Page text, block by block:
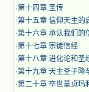
·第十四章 圣传
·第十五章 信仰天主的
·第十六章 承认我们的
·第十七章 宗徒信经
·第十八章 进化论和圣
·第十九章 天主圣子降
·第二十章 卒世童贞玛